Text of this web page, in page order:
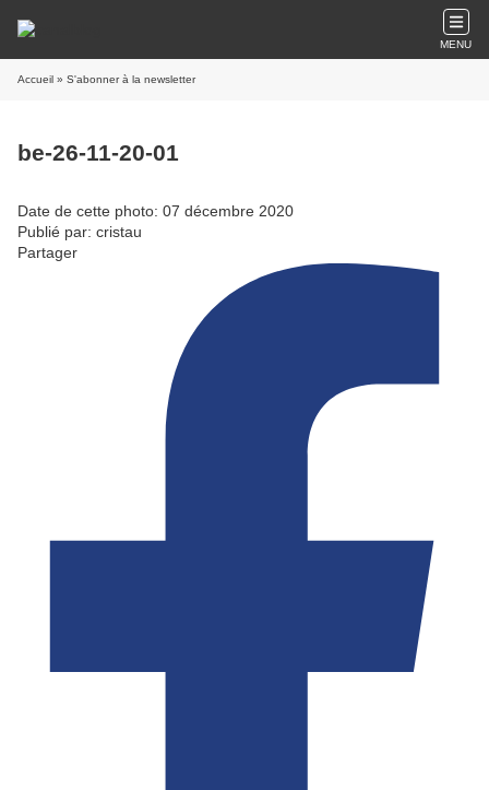
MENU
Accueil » S'abonner à la newsletter
be-26-11-20-01
Date de cette photo: 07 décembre 2020
Publié par: cristau
Partager